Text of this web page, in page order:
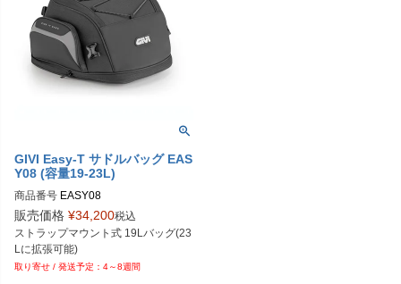
GIVI Easy-T サドルバッグ EAS
Y08 (容量19-23L)
商品番号 EASY08
販売価格 ¥34,200税込
ストラップマウント式 19Lバッグ(23
Lに拡張可能)
4～8週間